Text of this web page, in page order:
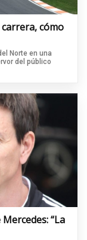
carrera, cómo
Norte en una
del público
“La